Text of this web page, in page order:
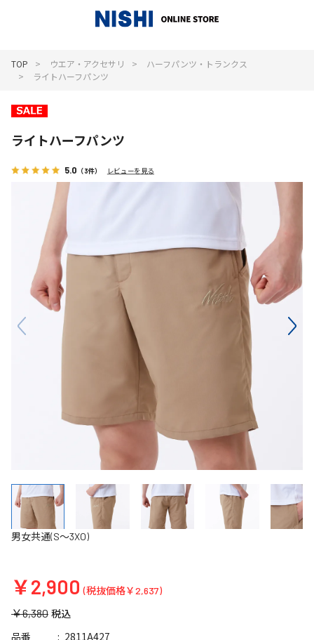
TOP ウエア・アクセサリ
ハーフパンツ・トランクス
ライトハーフパンツ
ライトハーフパンツ
5.0 （3件） レビューを見る
男女共通(S～3XO)
￥2,900 (税抜価格￥2,637)
￥6,380 税込
品番
2811A427